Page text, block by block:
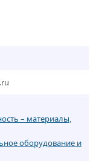
– материалы,
оборудование и